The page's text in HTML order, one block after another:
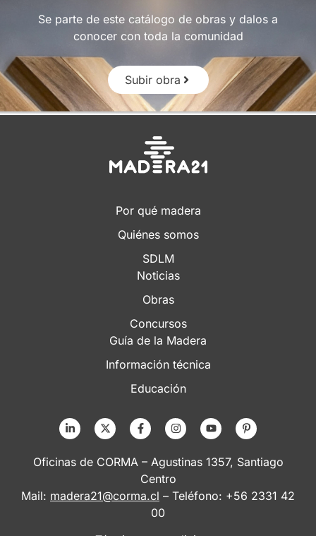
Se parte de este catálogo de obras y dalos a
conocer con toda la comunidad
Subir obra
Por qué madera
Quiénes somos
SDLM
Noticias
Obras
Concursos
Guía de la Madera
Información técnica
Educación
Oficinas de CORMA – Agustinas 1357, Santiago
Centro
Mail: madera21@corma.cl – Teléfono: +56 2331 42
00